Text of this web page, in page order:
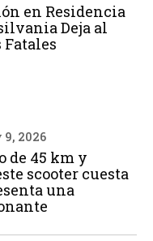
en Residencia
Deja al
2026
de 45 km y
scooter cuesta
una